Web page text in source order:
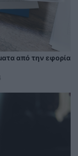
από την εφορία